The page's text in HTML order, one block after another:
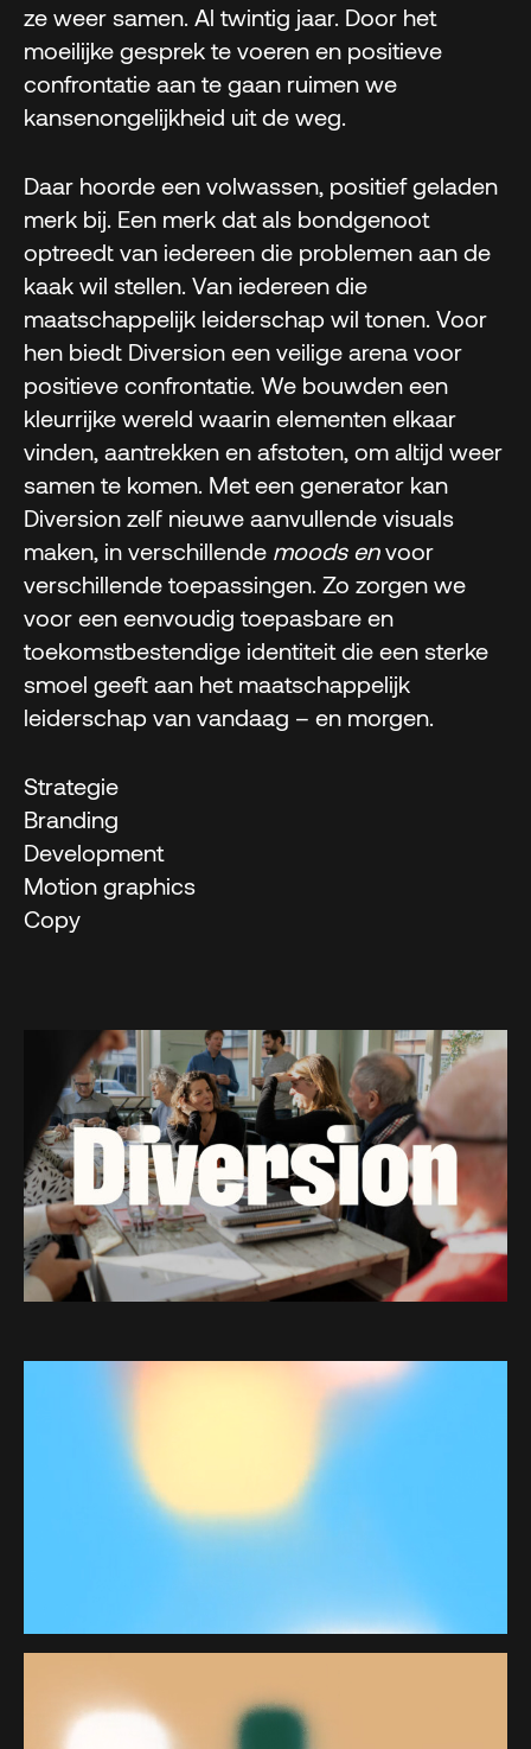
ze weer samen. Al twintig jaar. Door het
moeilijke gesprek te voeren en positieve
confrontatie aan te gaan ruimen we
kansenongelijkheid uit de weg.
Daar hoorde een volwassen, positief geladen
merk bij. Een merk dat als bondgenoot
optreedt van iedereen die problemen aan de
kaak wil stellen. Van iedereen die
maatschappelijk leiderschap wil tonen. Voor
hen biedt Diversion een veilige arena voor
positieve confrontatie. We bouwden een
kleurrijke wereld waarin elementen elkaar
vinden, aantrekken en afstoten, om altijd weer
samen te komen. Met een generator kan
Diversion zelf nieuwe aanvullende visuals
maken, in verschillende moods envoor
verschillende toepassingen. Zo zorgen we
voor een eenvoudig toepasbare en
toekomstbestendige identiteit die een sterke
smoel geeft aan het maatschappelijk
leiderschap van vandaag – en morgen.
Strategie
Branding
Development
Motion graphics
Copy